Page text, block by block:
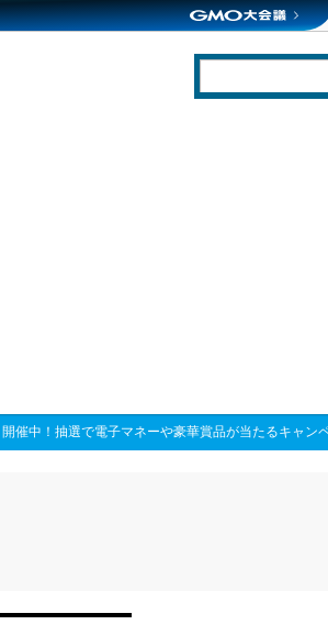
催中！抽選で電子マネーや豪華賞品が当たるキャン